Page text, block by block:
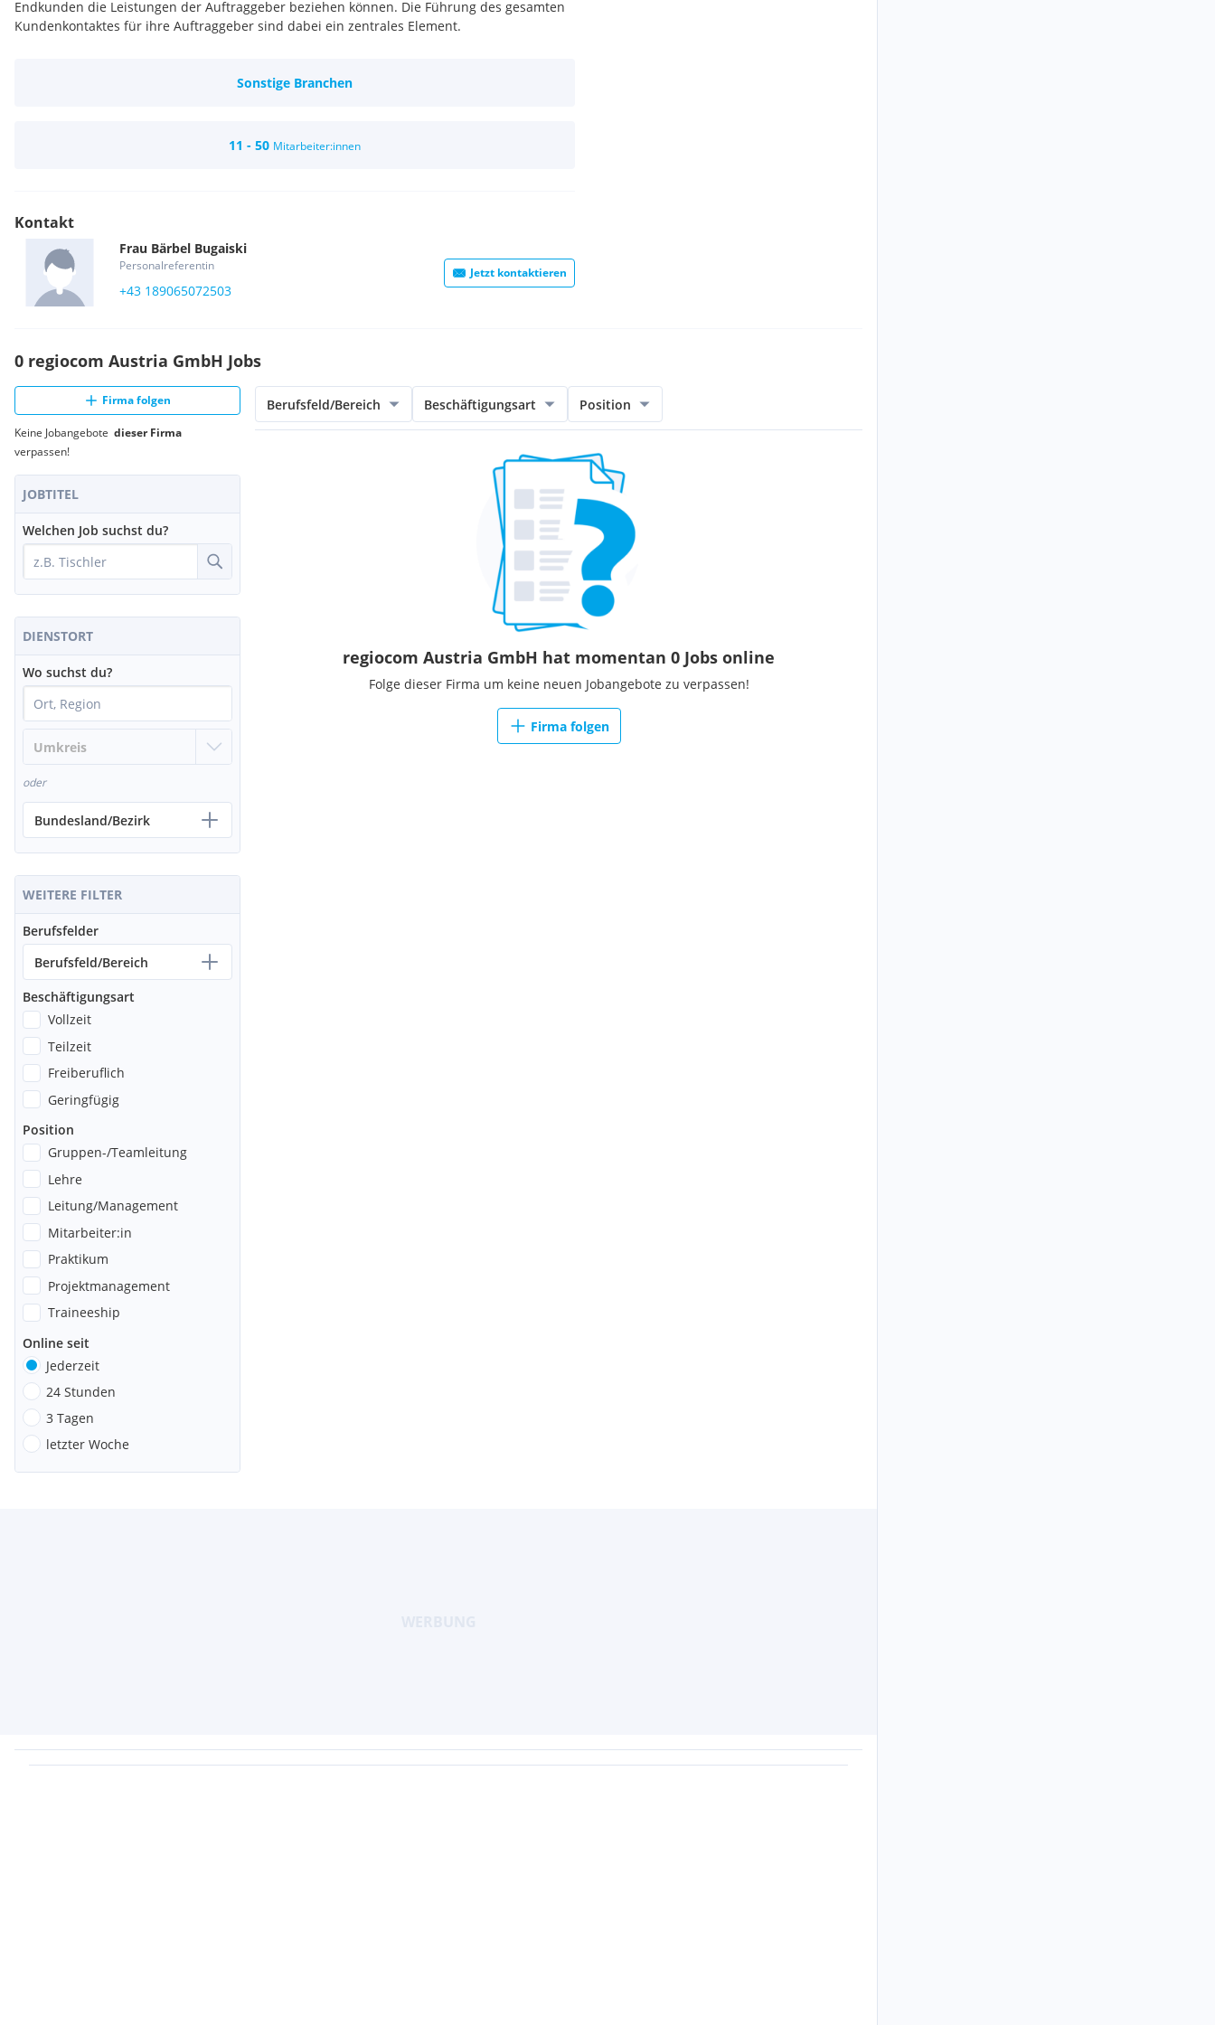
Endkunden die Leistungen der Auftraggeber beziehen können. Die Führung des gesamten
Kundenkontaktes für ihre Auftraggeber sind dabei ein zentrales Element.
Sonstige Branchen
11 - 50 Mitarbeiter:innen
Kontakt
Frau Bärbel Bugaiski
Personalreferentin
+43 189065072503
Jetzt kontaktieren
0 regiocom Austria GmbH Jobs
Firma folgen
Keine Jobangebote dieser Firma
verpassen!
JOBTITEL
Welchen Job suchst du?
DIENSTORT
Wo suchst du?
oder
Bundesland/Bezirk
WEITERE FILTER
Berufsfelder
Berufsfeld/Bereich
Beschäftigungsart
Vollzeit
Teilzeit
Freiberuflich
Geringfügig
Position
Gruppen-/Teamleitung
Lehre
Leitung/Management
Mitarbeiter:in
Praktikum
Projektmanagement
Traineeship
Online seit
Jederzeit
24 Stunden
3 Tagen
letzter Woche
Berufsfeld/Bereich Beschäftigungsart Position
regiocom Austria GmbH hat momentan 0 Jobs online
Folge dieser Firma um keine neuen Jobangebote zu verpassen!
Firma folgen